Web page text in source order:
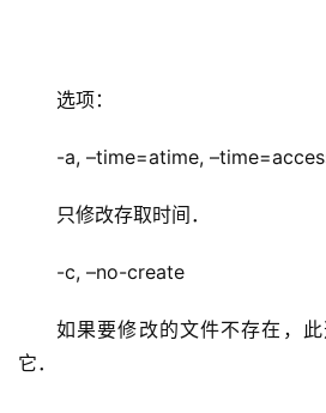
选项：
-a, –time=atime,
只修改存取时间．
-c, –no-create
如果要修改的文件不存在，
它．